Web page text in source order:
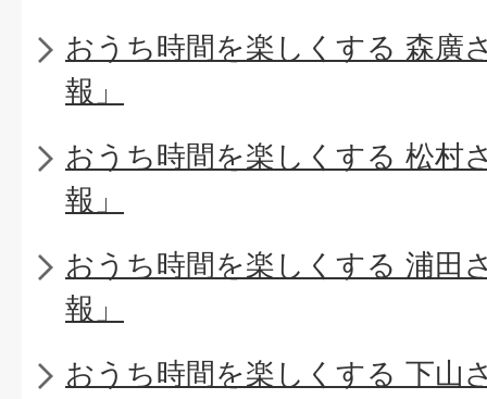
おうち時間を楽しくする 森廣
報」
おうち時間を楽しくする 松村
報」
おうち時間を楽しくする 浦田
報」
おうち時間を楽しくする 下山